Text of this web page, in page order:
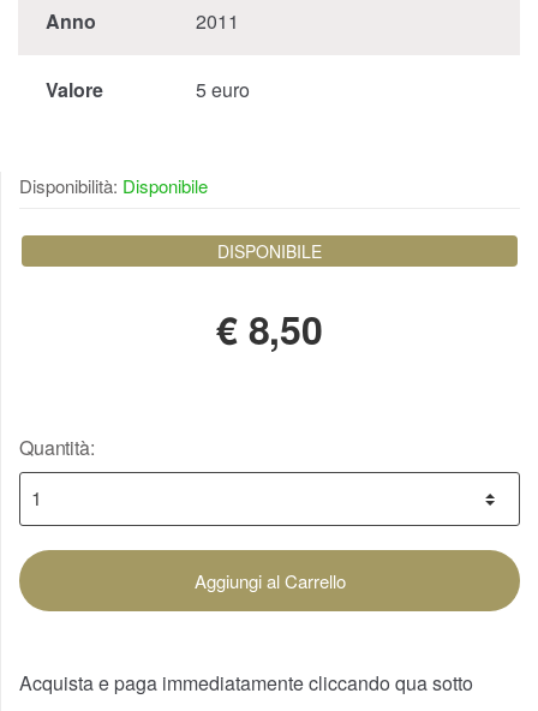
Anno
2011
Valore 5 euro
Disponibilità: Disponibile
DISPONIBILE
€8,50
Quantità:
Aggiungi al Carrello
Acquista e paga immediatamente cliccando qua sotto